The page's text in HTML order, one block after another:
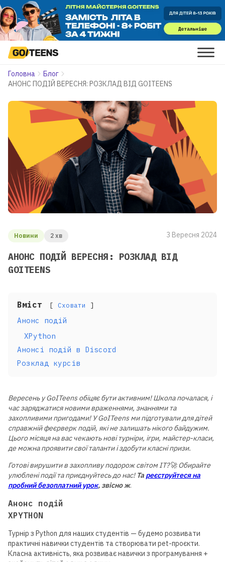
Головна
Блог
АНОНС ПОДІЙ ВЕРЕСНЯ: РОЗКЛАД ВІД GOITEENS
Новини 2 хв 3 Вересня 2024
АНОНС ПОДІЙ ВЕРЕСНЯ: РОЗКЛАД ВІД
GOITEENS
Вміст Сховати
Анонс подій
XPython
Анонсі подій в Discord
Розклад курсів
Вересень у GoITeens обіцяє бути активним! Школа почалася, і
час заряджатися новими враженнями, знаннями та
захопливими пригодами! У GoITeens ми підготували для дітей
справжній феєрверк подій, які не залишать нікого байдужим.
Цього місяця на вас чекають нові турніри, ігри, майстер-класи,
де можна проявити свої таланти і здобути класні призи.
Готові вирушити в захопливу подорож світом IT?🚀 Обирайте
улюблені події та приєднуйтесь до нас! Та реєструйтеся на
пробний безоплатний урок, звісно ж.
Анонс подій
XPYTHON
Турнір з Python для наших студентів — будемо розвивати
практичні навички студентів та створювати pet-проєкти.
Класна активність, яка розвиває навички з програмування +